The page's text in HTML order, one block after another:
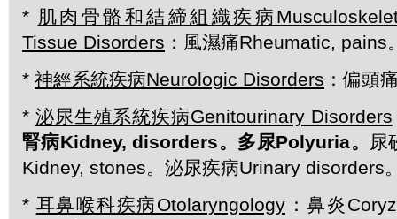
* 肌肉骨骼和結締組織疾病
Tissue Disorders ：風濕痛Rheumatic, pains
* 神經系統疾病Neurologic Disorders ：偏頭
* 泌尿生殖系統疾病Genitourinary Disorders
腎病Kidney, disorders。多尿Polyuria。
尿
Kidney, stones。泌尿疾病Urinary disorders
* 耳鼻喉科疾病Otolaryngology：鼻炎